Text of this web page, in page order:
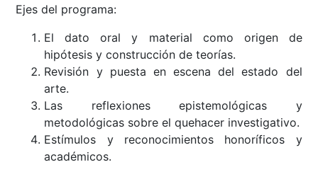
Ejes del programa:
El dato oral y material como origen de
hipótesis y construcción de teorías.
Revisión y puesta en escena del estado del
arte.
Las reflexiones epistemológicas y
metodológicas sobre el quehacer investigativo.
Estímulos y reconocimientos honoríficos y
académicos.